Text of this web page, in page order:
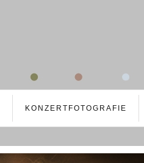
KONZERTFOTOGRAFIE